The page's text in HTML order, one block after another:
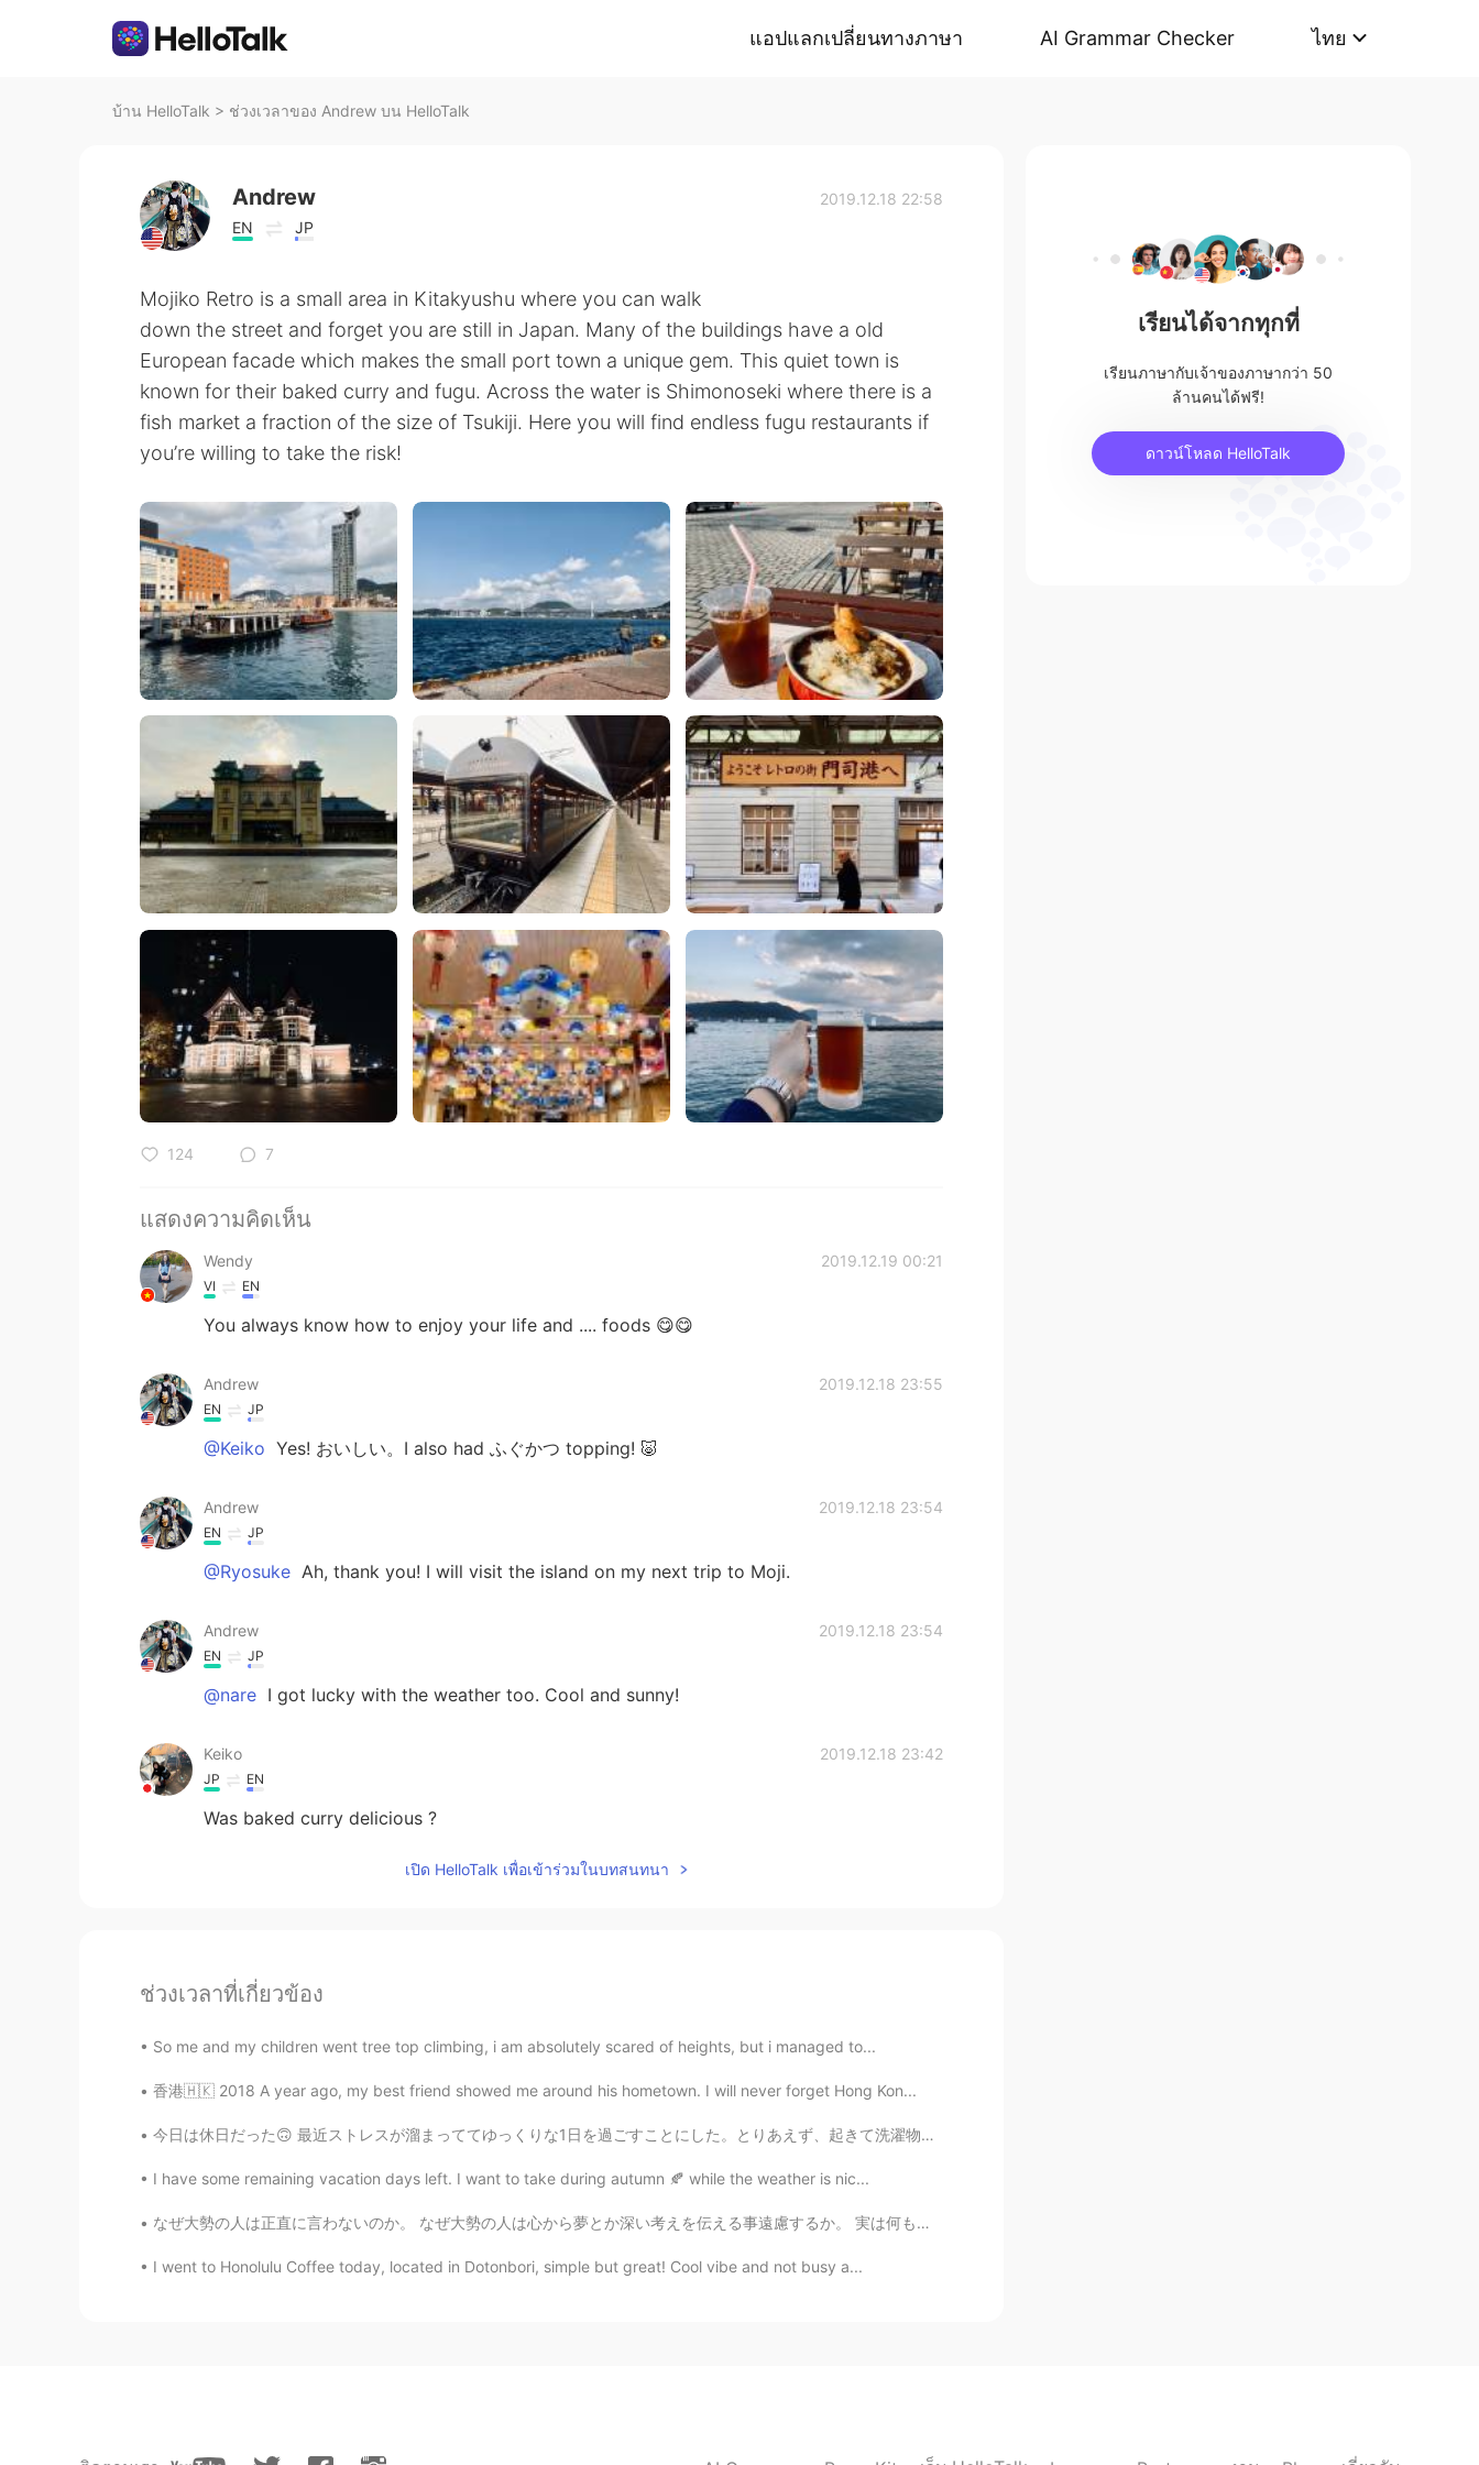
แอปแลกเปลี่ยนทางภาษา AI Grammar Checker ไทย
บ้าน HelloTalk > ช่วงเวลาของ Andrew บน HelloTalk
Andrew
EN JP
2019.12.18 22:58
Mojiko Retro is a small area in Kitakyushu where you can walk
down the street and forget you are still in Japan. Many of the buildings have a old
European facade which makes the small port town a unique gem. This quiet town is
known for their baked curry and fugu. Across the water is Shimonoseki where there is a
fish market a fraction of the size of Tsukiji. Here you will find endless fugu restaurants if
you’re willing to take the risk!
124 7
แสดงความคิดเห็น
Wendy 2019.12.19 00:21
VI EN
You always know how to enjoy your life and .... foods 😋😋
Andrew 2019.12.18 23:55
EN JP
@Keiko Yes! おいしい。I also had ふぐかつ topping! 🐷
Andrew 2019.12.18 23:54
EN JP
@Ryosuke Ah, thank you! I will visit the island on my next trip to Moji.
Andrew 2019.12.18 23:54
EN JP
@nare I got lucky with the weather too. Cool and sunny!
Keiko 2019.12.18 23:42
JP EN
Was baked curry delicious ?
JP EN
I've gone there before too😊it's so beautiful😊
เปิด HelloTalk เพื่อเข้าร่วมในบทสนทนา
ช่วงเวลาที่เกี่ยวข้อง
So me and my children went tree top climbing, i am absolutely scared of heights, but i managed to...
香港🇭🇰 2018 A year ago, my best friend showed me around his hometown. I will never forget Hong Kon...
今日は休日だった🙃 最近ストレスが溜まっててゆっくりな1日を過ごすことにした。とりあえず、起きて洗濯物して部屋の片付けをして朝11時ぐらいに街に向かった🏘🚶‍♂️本一冊と雑誌を買った📘その後は喫...
I have some remaining vacation days left. I want to take during autumn 🍂 while the weather is nic...
なぜ大勢の人は正直に言わないのか。 なぜ大勢の人は心から夢とか深い考えを伝える事遠慮するか。 実は何も無い、自分の中で？ なら、そういう人も探されるとする、、 でも、時間がなかかるから、無駄遣...
I went to Honolulu Coffee today, located in Dotonbori, simple but great! Cool vibe and not busy a...
เรียนได้จากทุกที่
เรียนภาษากับเจ้าของภาษากว่า 50
ล้านคนได้ฟรี!
ดาวน์โหลด HelloTalk